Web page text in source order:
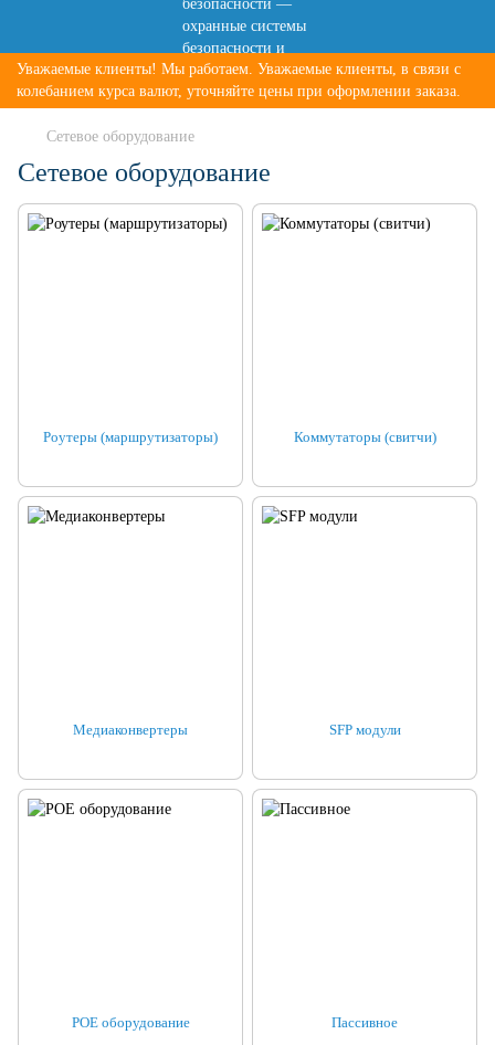
Уважаемые клиенты! Мы работаем. Уважаемые клиенты, в связи с
колебанием курса валют, уточняйте цены при оформлении заказа.
Сетевое оборудование
Сетевое оборудование
Роутеры (маршрутизаторы) Коммутаторы (свитчи)
Медиаконвертеры SFP модули
POE оборудование Пассивное